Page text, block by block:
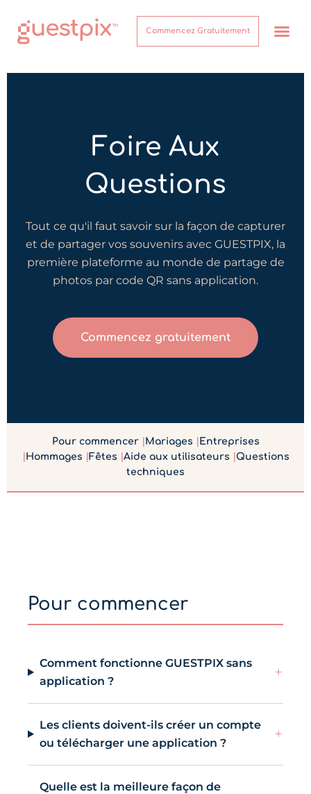
Commencez Gratuitement
Foire Aux
Questions
Tout ce qu'il faut savoir sur la façon de capturer
et de partager vos souvenirs avec GUESTPIX, la
première plateforme au monde de partage de
photos par code QR sans application.
Commencez gratuitement
Pour commencer| Mariages
Entreprises
Hommages Fêtes Aide aux utilisateurs
Questions
techniques
Pour commencer
Comment fonctionne GUESTPIX sans
application ?
+
Les clients doivent-ils créer un compte
ou télécharger une application ?
+
Quelle est la meilleure façon de